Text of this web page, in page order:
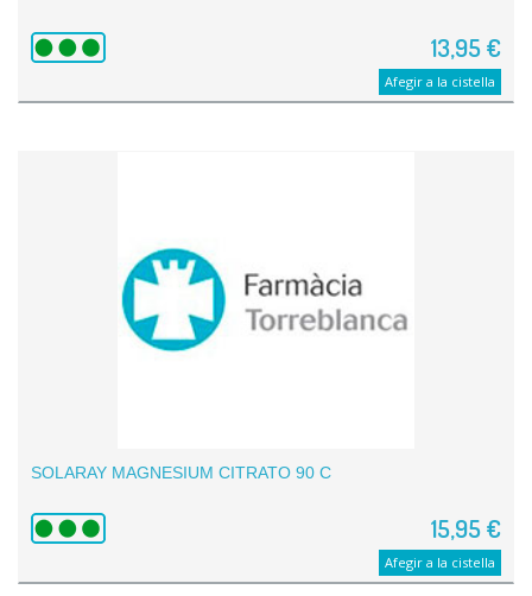
13,95 €
Afegir a la cistella
SOLARAY MAGNESIUM CITRATO 90 C
15,95 €
Afegir a la cistella